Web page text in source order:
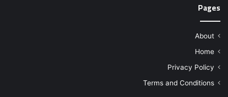
Pages
About
Home
Privacy Policy
Terms and Conditions